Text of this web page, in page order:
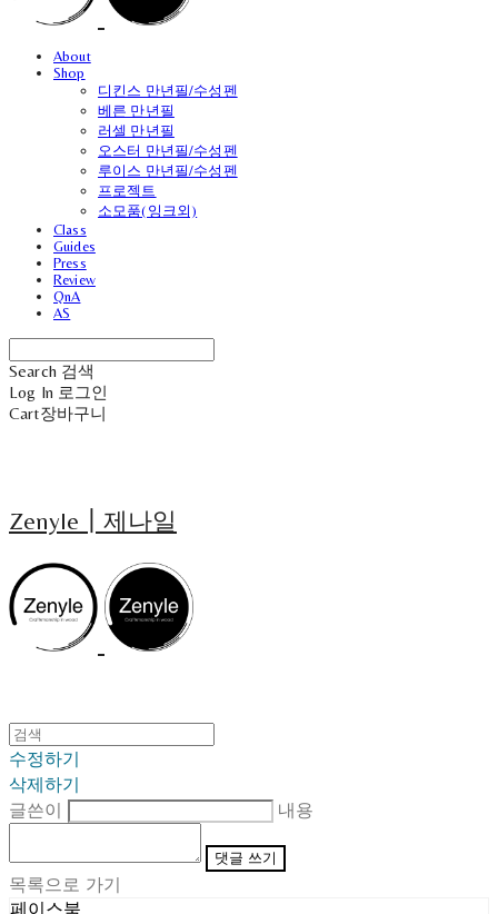
About
Shop
디킨스 만년필/수성펜
베른 만년필
러셀 만년필
오스터 만년필/수성펜
루이스 만년필/수성펜
프로젝트
소모품(잉크외)
Class
Guides
Press
Review
QnA
AS
Search 검색
Log In 로그인
Cart장바구니
Zenyle┃제나일
수정하기
삭제하기
글쓴이
내용
댓글 쓰기
목록으로 가기
페이스북